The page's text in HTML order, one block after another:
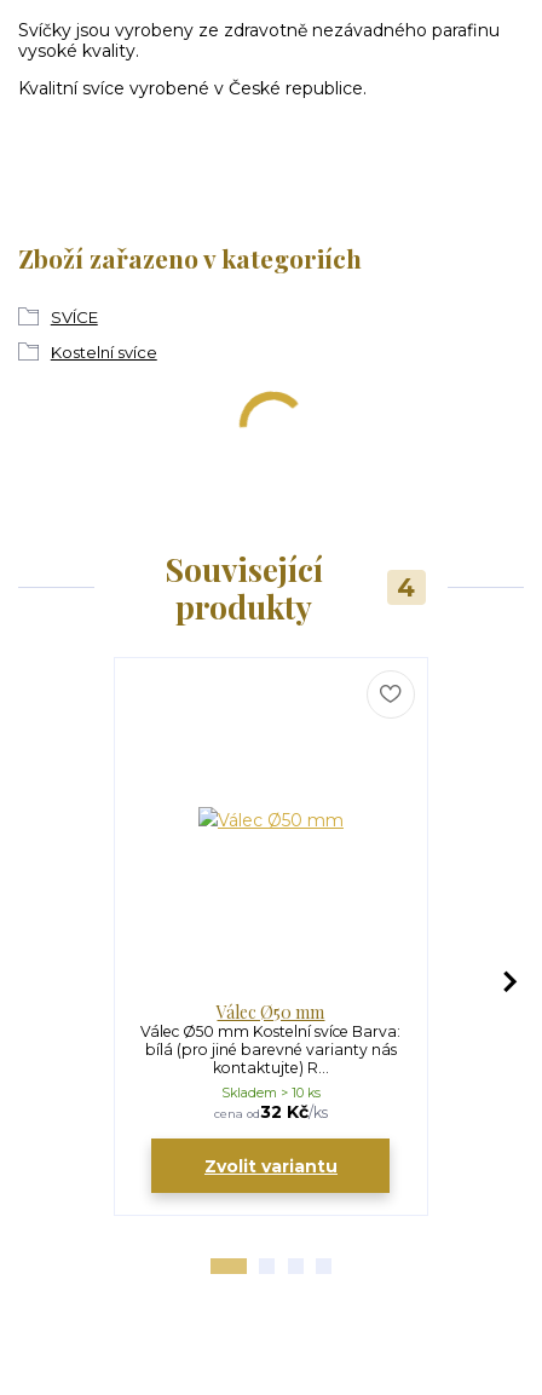
Svíčky jsou vyrobeny ze zdravotně nezávadného parafinu
vysoké kvality.
Kvalitní svíce vyrobené v České republice.
Zboží zařazeno v kategoriích
SVÍCE
Kostelní svíce
Související
produkty
4
Válec Ø50 mm
Válec Ø50 mm Kostelní svíce Barva:
bílá (pro jiné barevné varianty nás
kontaktujte) R...
cena od32 Kč/ks
Skladem > 10 ks
Zvolit variantu